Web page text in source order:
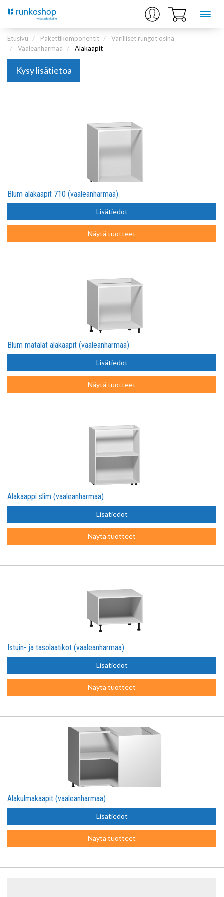
Etusivu Pakettikomponentit
Värilliset rungot osina
Vaaleanharmaa
Alakaapit
Kysy lisätietoa
Blum alakaapit 710 (vaaleanharmaa)
Lisätiedot
Näytä tuotteet
Blum matalat alakaapit (vaaleanharmaa)
Lisätiedot
Näytä tuotteet
Alakaappi slim (vaaleanharmaa)
Lisätiedot
Näytä tuotteet
Istuin- ja tasolaatikot (vaaleanharmaa)
Lisätiedot
Näytä tuotteet
Alakulmakaapit (vaaleanharmaa)
Lisätiedot
Näytä tuotteet